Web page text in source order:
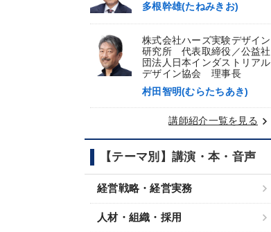
多根幹雄(たねみきお)
株式会社ハーズ実験デザイン
研究所 代表取締役／公益社
団法人日本インダストリアル
デザイン協会 理事長
村田智明(むらたちあき)
講師紹介一覧を見る keyboard_arrow_right
【テーマ別】講演・本・音声
経営戦略・経営実務
人材・組織・採用